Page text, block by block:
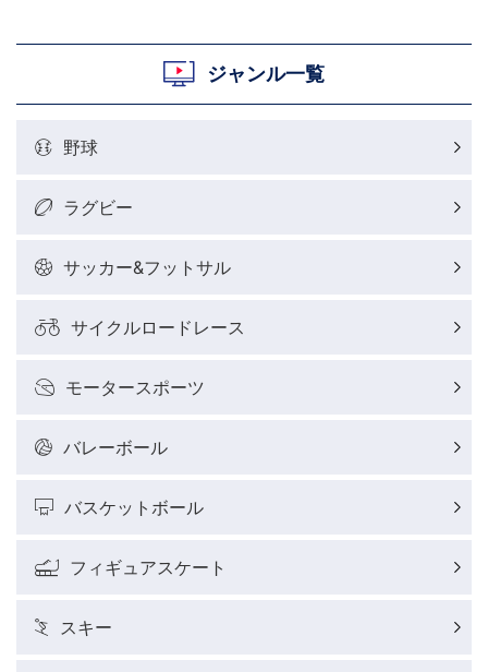
ジャンル一覧
野球
ラグビー
サッカー&フットサル
サイクルロードレース
モータースポーツ
バレーボール
バスケットボール
フィギュアスケート
スキー